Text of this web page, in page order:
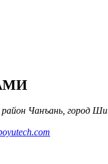
Чанъань, город